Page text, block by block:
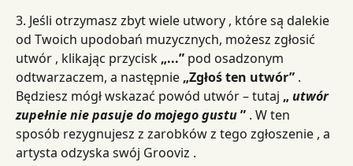
3. Jeśli otrzymasz zbyt wiele utwory , które są dalekie
od Twoich upodobań muzycznych, możesz zgłosić
utwór , klikając przycisk „...” pod osadzonym
odtwarzaczem, a następnie „Zgłoś ten utwór” .
Będziesz mógł wskazać powód utwór – tutaj „ utwór
zupełnie nie pasuje do mojego gustu ” . W ten
sposób rezygnujesz z zarobków z tego zgłoszenie , a
artysta odzyska swój Grooviz .